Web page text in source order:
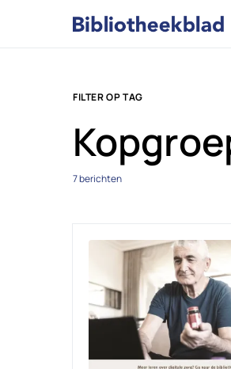
FILTER OP TAG
7 berichten